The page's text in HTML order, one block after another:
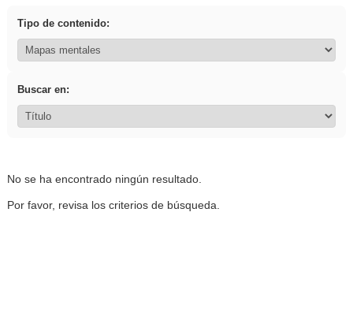
Tipo de contenido:
Buscar en:
No se ha encontrado ningún resultado.
Por favor, revisa los criterios de búsqueda.